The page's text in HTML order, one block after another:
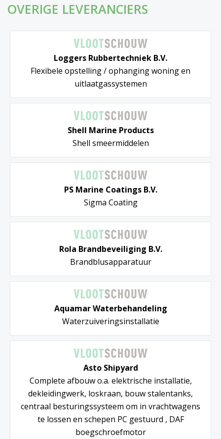
OVERIGE LEVERANCIERS
Loggers Rubbertechniek B.V.
Flexibele opstelling / ophanging woning en
uitlaatgassystemen
Shell Marine Products
Shell smeermiddelen
PS Marine Coatings B.V.
Sigma Coating
Rola Brandbeveiliging B.V.
Brandblusapparatuur
Aquamar Waterbehandeling
Waterzuiveringsinstallatie
Asto Shipyard
Complete afbouw o.a. elektrische installatie,
dekleidingwerk, loskraan, bouw stalentanks,
centraal besturingssysteem om in vrachtwagens
te lossen en schepen PC gestuurd , DAF
boegschroefmotor